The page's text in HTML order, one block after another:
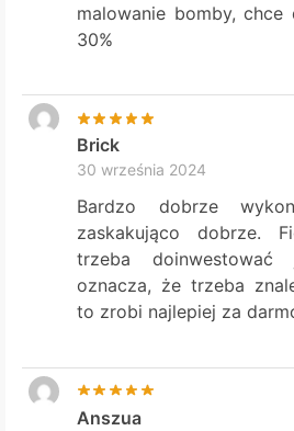
malowanie bomby,
30%
Brick
30 września 2024
Bardzo dobrze
zaskakująco dobrze.
trzeba
oznacza, że trzeba
to zrobi najlepiej za
Anszua